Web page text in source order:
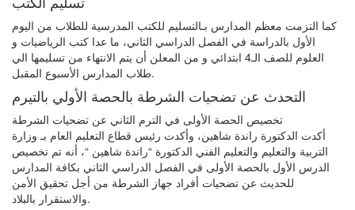
كما التزمت معظم المدارس بـالتسليم للكتب المدرسية للطلاب من اليوم
الأول بالدراسة في الفصل الدراسي الثاني، ما عدا كتب الرياضيات و
العلوم للصف الـ4 ابتدائي و من المعلن أن يتم الانتهاء من تسليمها الي
طلاب المدارس الأسبوع المقبل.
التحدث عن تضحيات الشرطة بالحصة الأولي بالتيرم
تخصيص الحصة الأولى في الترم الثاني عن تضحيات الشرطة
أكدت الدكتورة راندة شاهين، وأكدت رئيس قطاع التعليم العام بـ وزارة
التربية والتعليم والتعليم الفني الدكتورة “راندة شاهين “، أنه تم تخصيص
الدرس الأول بالحصة الأولى في الفصل الدراسي الثاني بكافة المدارس
للحديث عن تضحيات أفراد جهاز الشرطة من أجل تحقيق الأمن
والاستقرار بالبلاد.